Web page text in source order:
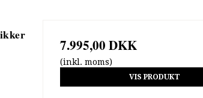
7.995,00 DKK
(inkl. moms)
VIS PRODUKT